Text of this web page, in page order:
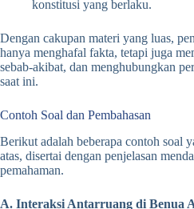
konstitusi yang berlaku.
Dengan cakupan materi yang luas,
hanya menghafal fakta, tetapi juga
sebab-akibat, dan menghubungkan
saat ini.
Contoh Soal dan Pembahasan
Berikut adalah beberapa contoh soal
atas, disertai dengan penjelasan
pemahaman.
A. Interaksi Antarruang di Benua